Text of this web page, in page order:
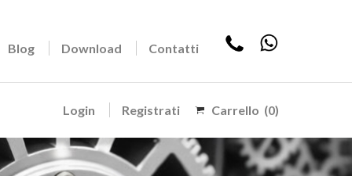
Blog Download Contatti
Login Registrati Carrello (0)